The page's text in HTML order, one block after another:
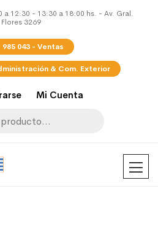
a 12:30 - 13:30 a 18:00 hs. - Av. Gral.
Flores 3269
985 043 - Ventas
& Com. Exterior
Mi Cuenta